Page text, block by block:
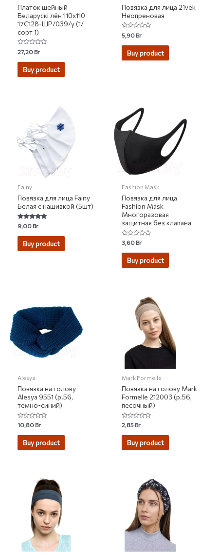
Платок шейный
Беларускі лён 110х110
17С128-ШР/039/у (1/
сорт 1)
Rated
0
out
27,20Br
Buy product
Повязка для лица 21vek
Неопреновая
Rated
0
out
5,90Br
Buy product
Fainy
Повязка для лица Fainy
Белая с нашивкой (5шт)
Rated
5.00
out of 5
9,00Br
Buy product
Fashion Mask
Повязка для лица
Fashion Mask
Многоразовая
защитная без клапана
Rated
0
out
3,60Br
Buy product
Alesya
Повязка на голову
Alesya 9551 (р.56,
темно-синий)
Rated
0
out
10,80Br
Buy product
Mark Formelle
Повязка на голову Mark
Formelle 212003 (р.56,
песочный)
Rated
0
out
2,85Br
Buy product